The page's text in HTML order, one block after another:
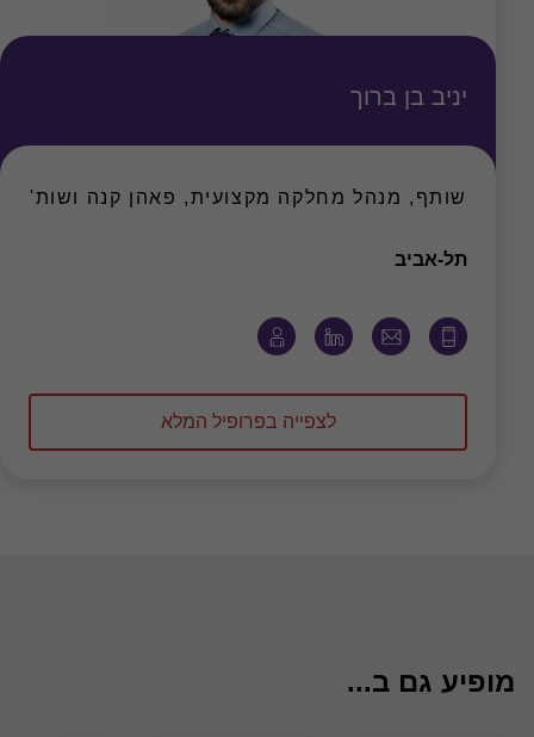
יניב בן ברוך
שותף, מנהל מחלקה מקצועית, פאהן קנה ושות'
תל-אביב
לצפייה בפרופיל המלא
מופיע גם ב...